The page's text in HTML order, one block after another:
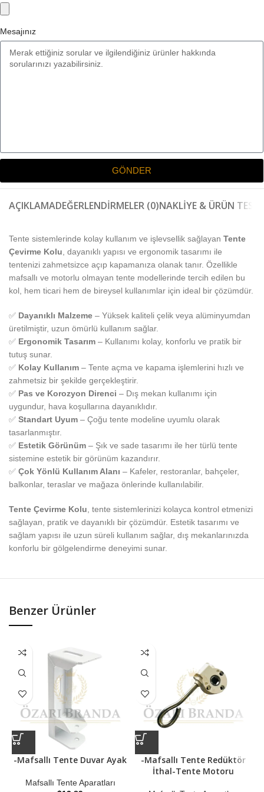
Mesajınız
GÖNDER
AÇIKLAMADEĞERLENDIRMELER (0)NAKLIYE & ÜRÜN
Tente sistemlerinde kolay kullanım ve işlevsellik sağlayan Tente
Çevirme Kolu , dayanıklı yapısı ve ergonomik tasarımı ile
tentenizi zahmetsizce açıp kapamanıza olanak tanır. Özellikle
mafsallı ve motorlu olmayan tente modellerinde tercih edilen bu
kol, hem ticari hem de bireysel kullanımlar için ideal bir çözümdür.
✅ Dayanıklı Malzeme – Yüksek kaliteli çelik veya alüminyumdan
üretilmiştir, uzun ömürlü kullanım sağlar.
✅ Ergonomik Tasarım – Kullanımı kolay, konforlu ve pratik bir
tutuş sunar.
✅ Kolay Kullanım – Tente açma ve kapama işlemlerini hızlı ve
zahmetsiz bir şekilde gerçekleştirir.
✅ Pas ve Korozyon Direnci – Dış mekan kullanımı için
uygundur, hava koşullarına dayanıklıdır.
✅ Standart Uyum – Çoğu tente modeline uyumlu olarak
tasarlanmıştır.
✅ Estetik Görünüm – Şık ve sade tasarımı ile her türlü tente
sistemine estetik bir görünüm kazandırır.
✅ Çok Yönlü Kullanım Alanı – Kafeler, restoranlar, bahçeler,
balkonlar, teraslar ve mağaza önlerinde kullanılabilir.
Tente Çevirme Kolu , tente sistemlerinizi kolayca kontrol etmenizi
sağlayan, pratik ve dayanıklı bir çözümdür. Estetik tasarımı ve
sağlam yapısı ile uzun süreli kullanım sağlar, dış mekanlarınızda
konforlu bir gölgelendirme deneyimi sunar.
Benzer Ürünler
-Mafsallı Tente Duvar Ayak
Mafsallı Tente Aparatları
-Mafsallı Tente Redüktör
İthal-Tente Motoru